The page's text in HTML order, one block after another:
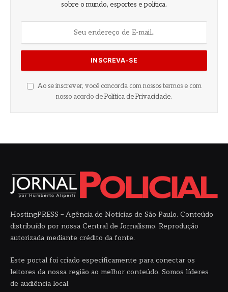
sobre o mundo, esportes e política.
Ao se inscrever, você concorda com nossos termos e com
nosso acordo de Política de Privacidade.
HostingPRESS – Agência de Notícias de São Paulo. Conteúdo
distribuído por nossa Central de Jornalismo. Reprodução
autorizada mediante crédito da fonte.
Este portal foi criado especificamente para conectar os
leitores da nossa região ao melhor conteúdo. Somos líderes
de audiência local.